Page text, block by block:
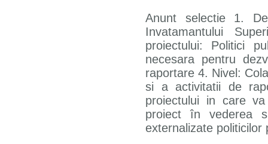
Anunt selectie 1.
Invatamantului
proiectului: Politici
necesara pentru
raportare 4. Nivel:
si a activitatii de
proiectului in care
proiect în vederea
externalizate politicilor